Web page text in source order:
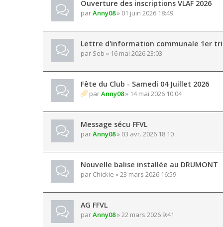
Ouverture des inscriptions VLAF 2026
parAnny08» 01 juin 2026 18:49
Lettre d'information communale 1er
par Seb » 16 mai 2026 23:03
Fête du Club - Samedi 04 Juillet 2026
parAnny08» 14 mai 2026 10:04
Message sécu FFVL
parAnny08» 03 avr. 2026 18:10
Nouvelle balise installée au DRUMONT
par Chickie » 23 mars 2026 16:59
AG FFVL
parAnny08» 22 mars 2026 9:41